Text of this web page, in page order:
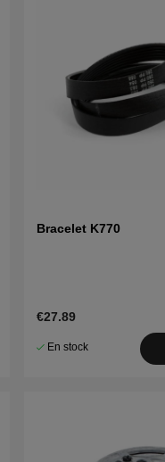
Bracelet K770
€27.89
En stock